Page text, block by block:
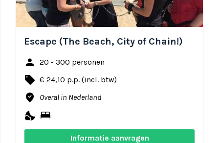
Escape (The Beach, City of Chain!)
person 20 - 300 personen
local_offer € 24,10 p.p. (incl. btw)
where_to_vote Overal in Nederland
nights_stay bed
Informatie aanvragen